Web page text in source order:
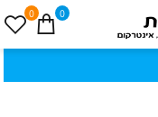
0 0